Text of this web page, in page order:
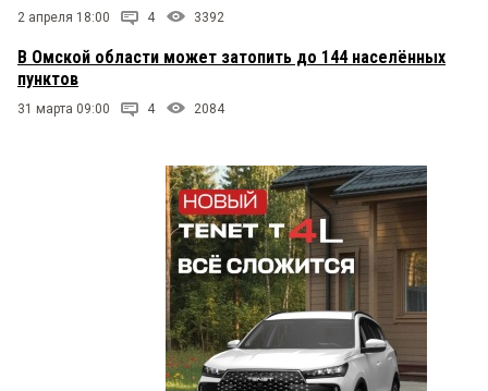
2 апреля 18:00 4 3392
В Омской области может затопить до 144 населённых
пунктов
31 марта 09:00 4 2084